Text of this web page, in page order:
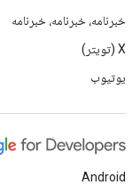
خبرنامه، خبرنامه، خبرنامه
X (تویتر)
یوتیوب
Android